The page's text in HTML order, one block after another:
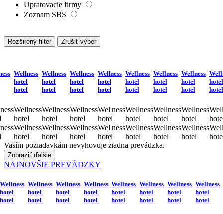
Upratovacie firmy
Zoznam SBS
Rozširený filter Zrušiť výber
Wellness
hotel
hotel
Wellness
hotel
Wellness
hotel
Wellness
hotel
hotel
Wellness
hotel
Wellness
hotel
Wellness
hotel
hotel
Wellness
hotel
Wellness
hotel
Wellness
hotel
hotel
Wellness
hotel
Wellness
hotel
Wellness
hotel
hotel
Wellness
hotel
Wellness
hotel
Wellness
hotel
hotel
Wellness
hotel
Wellness
hotel
Wellness
hotel
hotel
Wellness
hotel
Wellness
hotel
hotel
hotel
Vaším požiadavkám nevyhovuje žiadna prevádzka.
Zobraziť ďalšie
NAJNOVŠIE PREVÁDZKY
Wellness
hotel
hotel
Wellness
hotel
hotel
Wellness
hotel
hotel
Wellness
hotel
hotel
Wellness
hotel
hotel
Wellness
hotel
hotel
Wellness
hotel
hotel
Wellness
hotel
hotel